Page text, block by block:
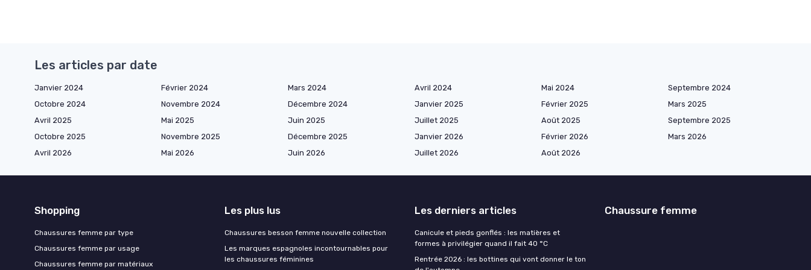
Les articles par date
Janvier 2024 Février 2024 Mars 2024 Avril 2024 Mai 2024
Septembre 2024
Octobre 2024
Novembre 2024 Décembre 2024 Janvier 2025 Février 2025
Mars 2025
Avril 2025
Mai 2025 Juin 2025 Juillet 2025 Août 2025
Septembre 2025
Octobre 2025
Novembre 2025 Décembre 2025 Janvier 2026 Février 2026
Mars 2026
Avril 2026
Mai 2026 Juin 2026 Juillet 2026 Août 2026
Shopping
Chaussures femme par type
Chaussures femme par usage
Chaussures femme par matériaux
Les plus lus
Chaussures besson femme nouvelle collection
Les marques espagnoles incontournables pour
les chaussures féminines
Les derniers articles
Canicule et pieds gonflés : les matières et
formes à privilégier quand il fait 40 °C
Rentrée 2026 : les bottines qui vont donner le ton
Chaussure femme